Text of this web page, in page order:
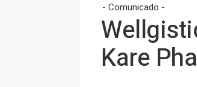
- Comunicado -
Kare